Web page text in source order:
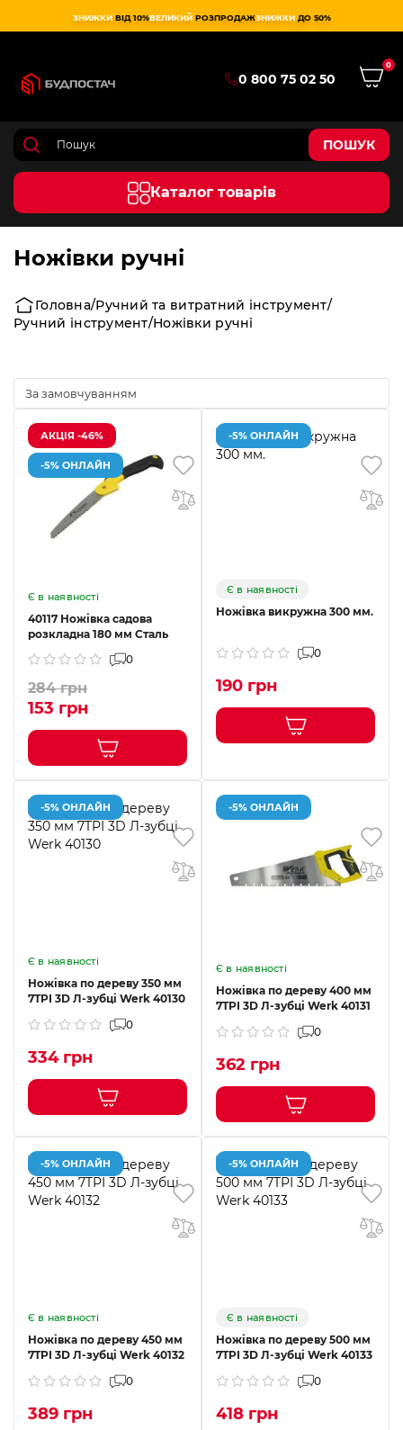
ЗНИЖКИ ВІД 10%ВЕЛИКИЙ РОЗПРОДАЖЗНИЖКИ ДО 50%
0 800 75 02 50
0
ПОШУК
Каталог товарів
Ножівки ручні
Головна Ручний та витратний інструмент
Ручний інструмент Ножівки ручні
АКЦІЯ -46%
-5% ОНЛАЙН
Є в наявності
40117 Ножівка садова
розкладна 180 мм Сталь
0
284 грн
153 грн
-5% ОНЛАЙН
Є в наявності
Ножівка викружна 300 мм.
0
190 грн
-5% ОНЛАЙН
Є в наявності
Ножівка по дереву 350 мм
7TPI 3D Л-зубці Werk 40130
0
334 грн
-5% ОНЛАЙН
Є в наявності
Ножівка по дереву 400 мм
7TPI 3D Л-зубці Werk 40131
0
362 грн
-5% ОНЛАЙН
Є в наявності
Ножівка по дереву 450 мм
7TPI 3D Л-зубці Werk 40132
0
389 грн
-5% ОНЛАЙН
Є в наявності
Ножівка по дереву 500 мм
7TPI 3D Л-зубці Werk 40133
0
418 грн